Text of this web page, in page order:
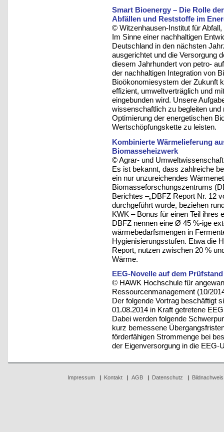
Smart Bioenergy – Die Rolle
Abfällen und Reststoffe im
© Witzenhausen-Institut für
Im Sinne einer nachhaltigen
Deutschland in den nächsten
ausgerichtet und die Versorgung
diesem Jahrhundert von petro-
der nachhaltigen Integration von
Bioökonomiesystem der Zukunft
effizient, umweltverträglich und
eingebunden wird. Unsere
wissenschaftlich zu begleiten und
Optimierung der energetischen
Wertschöpfungskette zu leisten.
Kombinierte Wärmelieferung
Biomasseheizwerk
© Agrar- und
Es ist bekannt, dass zahlreiche
ein nur unzureichendes
Biomasseforschungszentrums
Berichtes –„DBFZ Report Nr. 12
durchgeführt wurde, beziehen
KWK – Bonus für einen Teil ihres
DBFZ nennen eine Ø 45 %-ige
wärmebedarfsmengen in
Hygienisierungsstufen. Etwa die
Report, nutzen zwischen 20 %
Wärme.
EEG-Novelle auf dem Prüfstand
© HAWK Hochschule für
Ressourcenmanagement (10/
Der folgende Vortrag beschäftigt
01.08.2014 in Kraft getretene
Dabei werden folgende
kurz bemessene
förderfähigen Strommenge bei
der Eigenversorgung in die EEG-
Impressum| Kontakt| AGB| Datenschutz Bildnachweis